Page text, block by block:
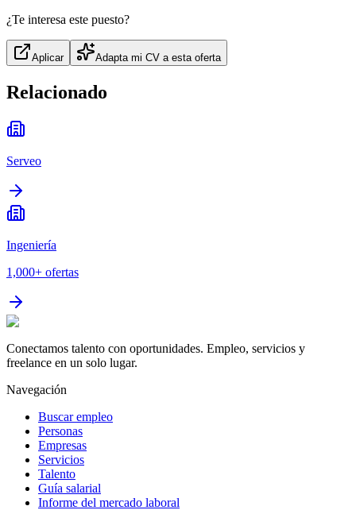
¿Te interesa este puesto?
Aplicar Adapta mi CV a esta oferta
Relacionado
Serveo
Ingeniería
1,000+ ofertas
Conectamos talento con oportunidades. Empleo, servicios y
freelance en un solo lugar.
Navegación
Buscar empleo
Personas
Empresas
Servicios
Talento
Guía salarial
Informe del mercado laboral